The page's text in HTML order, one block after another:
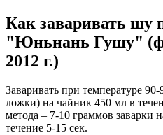
Как заваривать шу
"Юньнань Гушу"
2012 г.)
Заваривать при температуре
ложки) на чайник 450 мл в
метода – 7-10 граммов заварки
течение 5-15 сек.